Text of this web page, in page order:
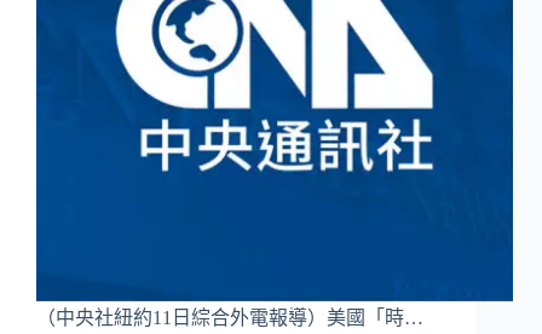
（中央社紐約11日綜合外電報導）美國「時…